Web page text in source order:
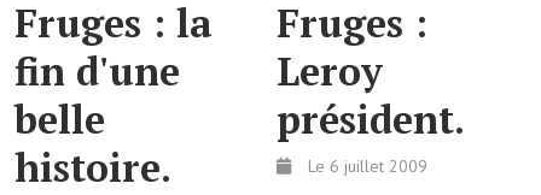
Fêtes et manifestations
Numéros d'urgence
Terrains et maisons à vendre
VOTRE MAIRIE
Fruges : la
fin d'une
belle
histoire.
Fruges :
Leroy
président.
Le 6 juillet 2009